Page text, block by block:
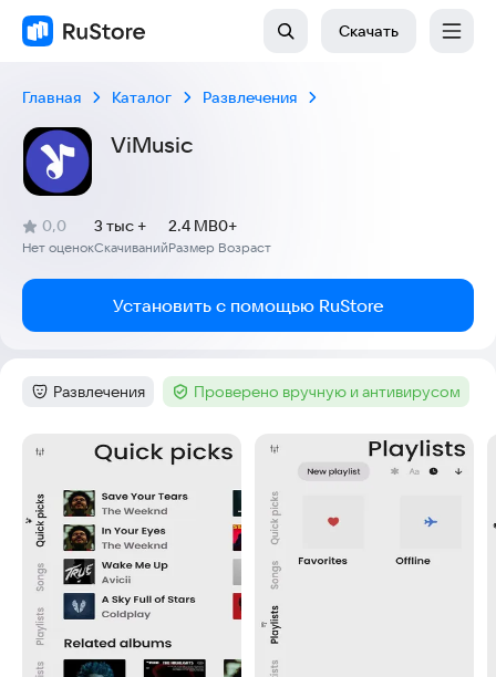
Скачать
Главная Каталог Развлечения
ViMusic
Рейтинг:
0,0
(
Нет оценок
)
Скачиваний
3 тыс +
Размер
2.4 MB
Возраст
0+
Установить с помощью RuStore
Категория:
Развлечения Тег :Проверено вручную и антивирусом
Скриншоты